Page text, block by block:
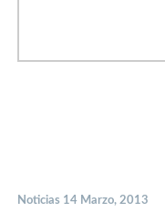
Noticias 14 Marzo, 2013